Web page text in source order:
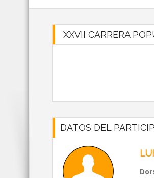
XXVII CARRERA
DATOS DEL